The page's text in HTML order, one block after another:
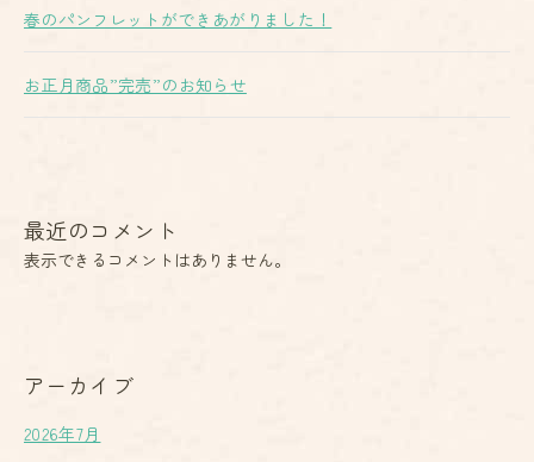
春のパンフレットができあがりました！
お正月商品”完売”のお知らせ
最近のコメント
表示できるコメントはありません。
アーカイブ
2026年7月